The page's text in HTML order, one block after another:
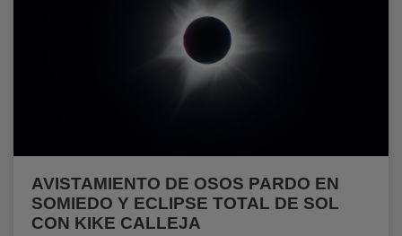
AVISTAMIENTO DE OSOS PARDO EN
SOMIEDO Y ECLIPSE TOTAL DE SOL
CON KIKE CALLEJA